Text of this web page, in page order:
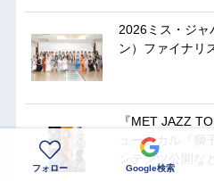
2026ミス・ジャ
ン）ファイナリ
『MET JAZZ
ュージカル『獅
ンテンツ公開な
フォロー Google検索